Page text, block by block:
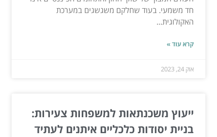
חד משמעי. בעוד שחלקם משגשגים במערכת
האקולוגית...
קרא עוד »
אוק 24, 2023
ייעוץ משכנתאות למשפחות צעירות:
בניית יסודות כלכליים איתנים לעתיד